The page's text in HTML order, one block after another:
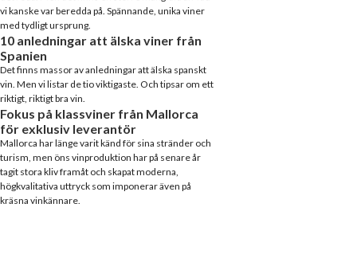
vi kanske var beredda på. Spännande, unika viner
med tydligt ursprung.
10 anledningar att älska viner från
Spanien
Det finns massor av anledningar att älska spanskt
vin. Men vi listar de tio viktigaste. Och tipsar om ett
riktigt, riktigt bra vin.
Fokus på klassviner från Mallorca
för exklusiv leverantör
Mallorca har länge varit känd för sina stränder och
turism, men öns vinproduktion har på senare år
tagit stora kliv framåt och skapat moderna,
högkvalitativa uttryck som imponerar även på
kräsna vinkännare.